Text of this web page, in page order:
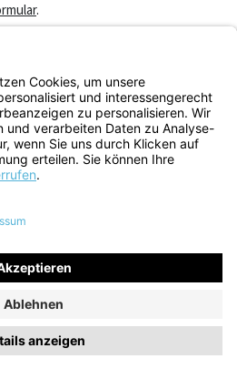
.
Think! Store
zzgl.
wenn nicht anders angegeben.